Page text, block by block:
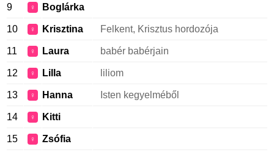
9 ♀ Boglárka
10 ♀ Krisztina Felkent, Krisztus hordozója
11 ♀ Laura babér babérjain
12 ♀ Lilla liliom
13 ♀ Hanna Isten kegyelméből
14 ♀ Kitti
15 ♀ Zsófia